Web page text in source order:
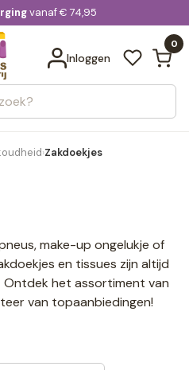
uur besteld
vanaf € 74,95
Inloggen
0
Bekijk alle resultaten
›Zakdoekjes
make-up ongelukje of
en tissues zijn altijd
Ontdek het assortiment van
van topaanbiedingen!